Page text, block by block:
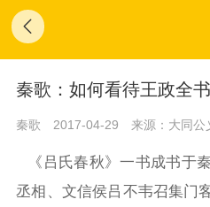
秦歌：如何看待王政全书
秦歌 2017-04-29 来源：大同公
《吕氏春秋》一书成书于
丞相、文信侯吕不韦召集门